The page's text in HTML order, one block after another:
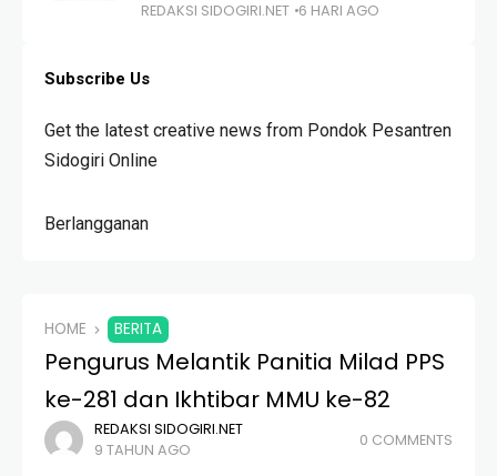
REDAKSI SIDOGIRI.NET 6 HARI AGO
Subscribe Us
Get the latest creative news from Pondok Pesantren
Sidogiri Online
Berlangganan
HOME BERITA
Pengurus Melantik Panitia Milad PPS
ke-281 dan Ikhtibar MMU ke-82
REDAKSI SIDOGIRI.NET
9 TAHUN AGO
0 COMMENTS